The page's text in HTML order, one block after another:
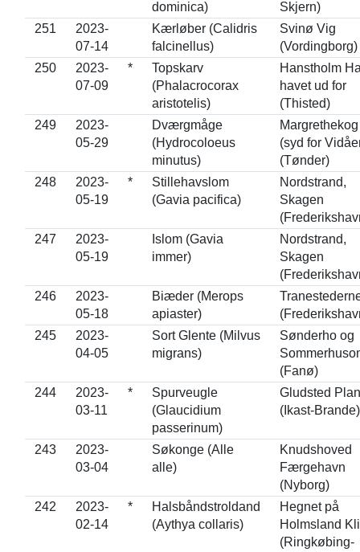
dominica)
Skjern)
251
2023-
07-14
Kærløber (Calidris
falcinellus)
Svinø Vig
(Vordingborg)
250
2023-
07-09
*
Topskarv
(Phalacrocorax
aristotelis)
Hanstholm
havet ud for
(Thisted)
249
2023-
05-29
Dværgmåge
(Hydrocoloeus
minutus)
(syd for
(Tønder)
248
2023-
05-19
*
Stillehavslom
(Gavia pacifica)
Nordstrand,
Skagen
247
2023-
05-19
Islom (Gavia
immer)
Nordstrand,
Skagen
246
2023-
05-18
Biæder (Merops
apiaster)
245
2023-
04-05
Sort Glente (Milvus
migrans)
Sønderho og
(Fanø)
244
2023-
03-11
*
Spurveugle
(Glaucidium
passerinum)
Gludsted
(Ikast-Brande)
243
2023-
03-04
Søkonge (Alle
alle)
Knudshoved
Færgehavn
(Nyborg)
242
2023-
02-14
*
Halsbåndstroldand
(Aythya collaris)
Hegnet på
Holmsland
(Ringkøbing-